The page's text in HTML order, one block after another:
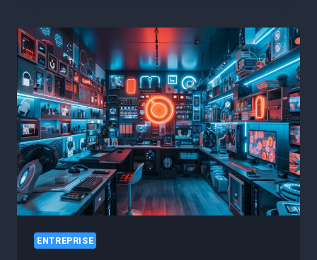
D’AUTEUR
:
DÉCOUVREZ
LE
LABEL
DES
ENTREPRISES
EXEMPLAIRES
!
ENTREPRISE